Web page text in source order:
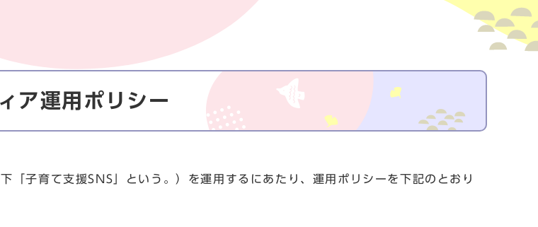
ア運用ポリシー
子育て支援SNS」という。）を運用するにあたり、運用ポリシーを下記のとおり